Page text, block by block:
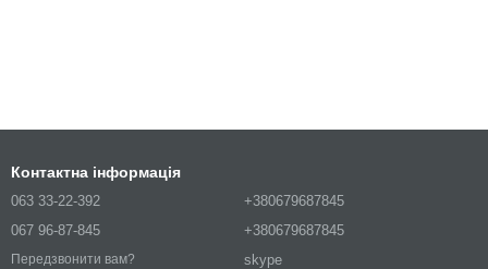
Контактна інформація
063 33-22-392
067 96-87-845
Передзвонити вам?
+380679687845
+380679687845
skype